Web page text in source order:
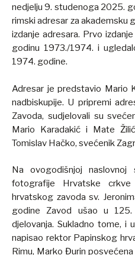
nedjelju 9. studenoga 2025.
rimski adresar za akademsku
izdanje adresara. Prvo
godinu 1973./1974. i
1974. godine.
Adresar je predstavio Mario
nadbiskupije. U pripremi
Zavoda, sudjelovali su
Mario Karadakić i Mate
Tomislav Hačko, svećenik
Na ovogodišnjoj naslovnoj
fotografije Hrvatske
hrvatskog zavoda sv.
godine Zavod ušao u
djelovanja. Sukladno tome, i
napisao rektor Papinskog
Rimu, Marko Đurin